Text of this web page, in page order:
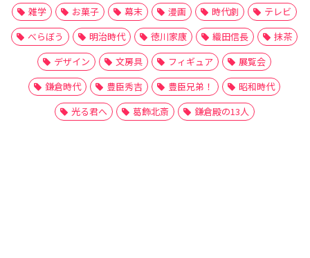
雑学
お菓子 幕末 漫画 時代劇
テレビ
べらぼう
明治時代 徳川家康 織田信長
抹茶
デザイン
文房具 フィギュア
展覧会
鎌倉時代
豊臣秀吉 豊臣兄弟！
昭和時代
光る君へ
葛飾北斎 鎌倉殿の13人